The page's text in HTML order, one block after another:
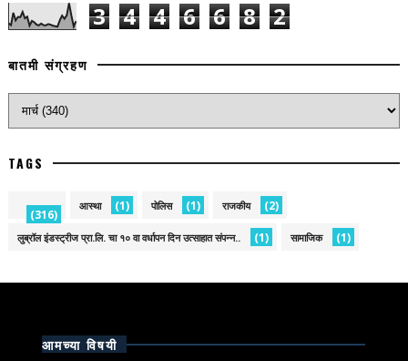
3 4 4 6 6 8 2
बातमी संग्रहण
TAGS
(316)
आस्था (1) पोलिस (1) राजकीय (2)
लुब्रॉल इंडस्ट्रीज प्रा.लि. चा १० वा वर्धापन दिन उत्साहात संपन्न.. (1) सामाजिक (1)
आमच्या विषयी